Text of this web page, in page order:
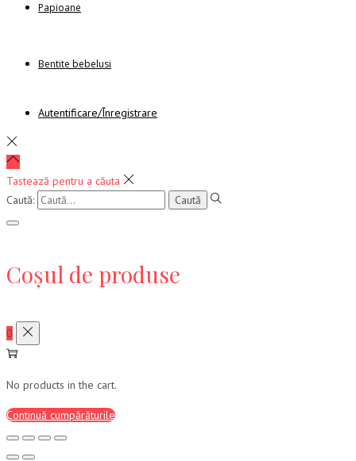
Papioane
Bentite bebelusi
Autentificare/Înregistrare
Tastează pentru a căuta
Caută:
Coșul de produse
0
No products in the cart.
Continuă cumpărăturile